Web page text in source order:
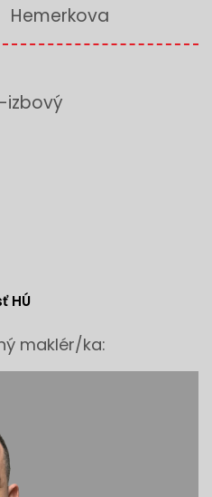
Hemerkova
izbový
HÚ
maklér/ka: